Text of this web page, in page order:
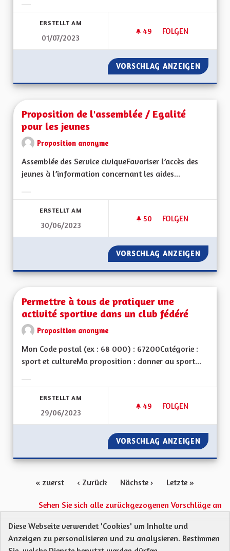
ERSTELLT AM
01/07/2023
49 49 FOLLOWER
FOLGEN
HÔPITAL SAINT-
VORSCHLAG ANZEIGEN
Proposition de l'assemblée / Egalité
pour les jeunes
Proposition anonyme
Assemblée des Service civiqueFavoriser l’accès des
jeunes à l’information concernant les aides...
ERSTELLT AM
30/06/2023
50 50 FOLLOWER
FOLGEN
PROPOSITION DE
VORSCHLAG ANZEIGEN
Permettre à tous de pratiquer une
activité sportive dans un club fédéré
Proposition anonyme
Mon Code postal (ex : 68 000) : 67200Catégorie :
sport et cultureMa proposition : donner au sport...
ERSTELLT AM
29/06/2023
49 49 FOLLOWER
FOLGEN
PERMETTRE À
VORSCHLAG ANZEIGEN
« zuerst ‹ Zurück Nächste › Letzte »
Sehen Sie sich alle zurückgezogenen Vorschläge an
Protection des Données
Charte de contribution
Diese Webseite verwendet 'Cookies' um Inhalte und
Anzeigen zu personalisieren und zu analysieren. Bestimmen